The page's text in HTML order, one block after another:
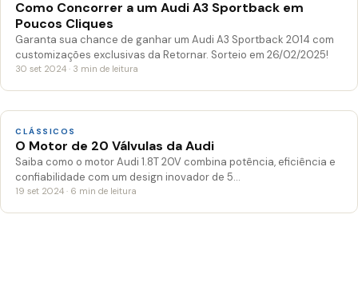
Como Concorrer a um Audi A3 Sportback em
Poucos Cliques
Garanta sua chance de ganhar um Audi A3 Sportback 2014 com
customizações exclusivas da Retornar. Sorteio em 26/02/2025!
30 set 2024 · 3 min de leitura
CLÁSSICOS
O Motor de 20 Válvulas da Audi
Saiba como o motor Audi 1.8T 20V combina potência, eficiência e
confiabilidade com um design inovador de 5…
19 set 2024 · 6 min de leitura